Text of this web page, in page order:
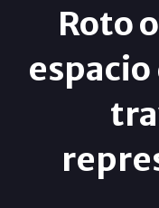
Roto